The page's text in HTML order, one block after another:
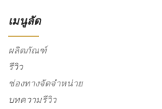
เมนูลัด
ผลิตภัณฑ์
รีวิว
ช่องทางจัดจำหน่าย
บทความรีวิว